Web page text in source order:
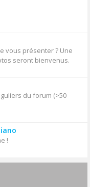
vous présenter ? Une
seront bienvenus.
du forum (>50
!